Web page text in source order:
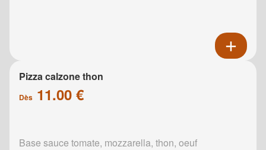
Pizza calzone thon
Dès 11.00 €
Base sauce tomate, mozzarella, thon, oeuf